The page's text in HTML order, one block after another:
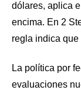
dólares, aplica
encima. En 2
regla indica que
La política por
evaluaciones